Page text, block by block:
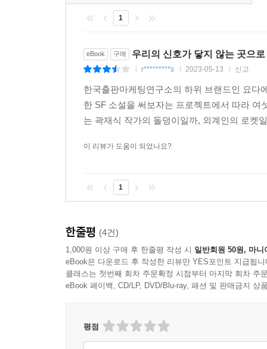
★ 세련된 우주선과 신비한 우주 엘리베이터가 얼
1
eBook 구매 우리의 신호가 닿지 않는 곳으로
r*********s 2023-05-13 신고
한국출판마케팅연구소의 하위 브랜드인 요다
한 SF 소설을 써보자는 프로젝트에서 따라
는 곽재식 작가의 돌덩이일까, 외계인의 로켓
이 리뷰가 도움이 되었나요?
1
한줄평 (4건)
1,000원 이상 구매 후 한줄평 작성 시 일반회원 50원, 마니
eBook은 다운로드 후 작성한 리뷰만 YES포인트 지급됩니
클래스는 첫번째 회차 주문확정 시점부터 마지막 회차 주
eBook 페이백, CD/LP, DVD/Blu-ray, 패션 및 판매금지 상
평점